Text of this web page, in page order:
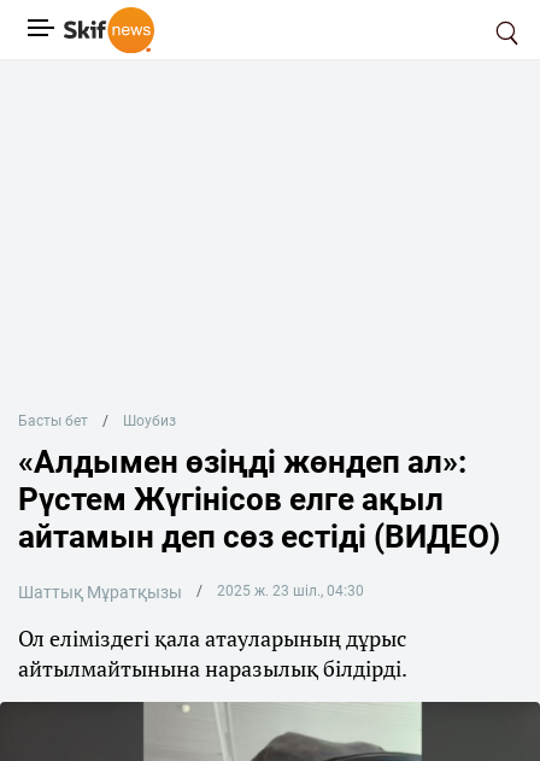
Басты бет Шоубиз
«Алдымен өзіңді жөндеп ал»:
Рүстем Жүгінісов елге ақыл
айтамын деп сөз естіді (ВИДЕО)
Шаттық Мұратқызы 2025 ж. 23 шіл., 04:30
Ол еліміздегі қала атауларының дұрыс
айтылмайтынына наразылық білдірді.